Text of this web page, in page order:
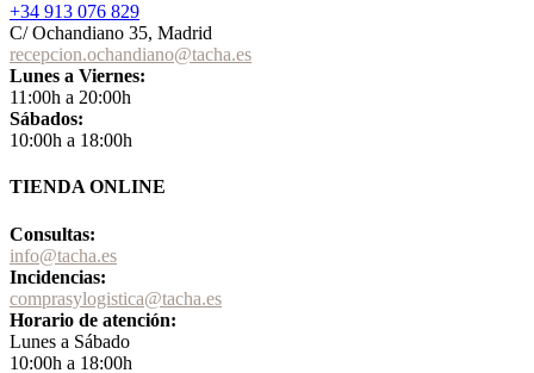
+34 913 076 829
C/ Ochandiano 35, Madrid
recepcion.ochandiano@tacha.es
Lunes a Viernes:
11:00h a 20:00h
Sábados:
10:00h a 18:00h
TIENDA ONLINE
Consultas:
info@tacha.es
Incidencias:
comprasylogistica@tacha.es
Horario de atención:
Lunes a Sábado
10:00h a 18:00h